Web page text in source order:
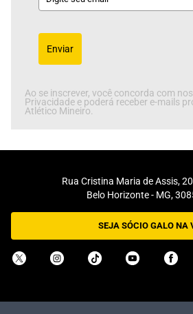
Enviar
Ao se inscrever, você concorda com
Privacidade e poderá receber e-mails
Atlético Mineiro.
Rua Cristina Maria de Assis,
Belo Horizonte - MG,
SEJA SÓCIO GALO NA